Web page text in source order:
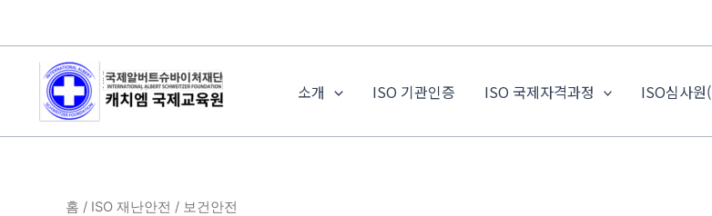
소개 ISO 기관인증 ISO 국제자격과정 ISO심사원
홈 / ISO 재난안전 / 보건안전